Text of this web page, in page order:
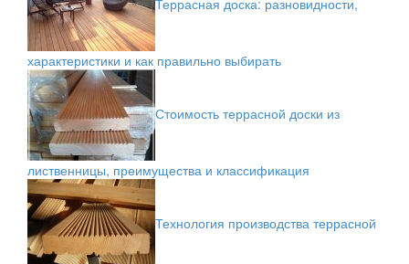
характеристики и как правильно выбирать
Стоимость террасной доски из
лиственницы, преимущества и классификация
Технология производства террасной